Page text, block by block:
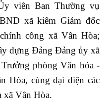
viên Ban Thường vụ
xã kiêm Giám đốc
công xã Vân Hòa;
dựng Đảng Đảng ủy xã
phòng Văn hóa -
Hòa, cùng đại diện các
xã Vân Hòa.